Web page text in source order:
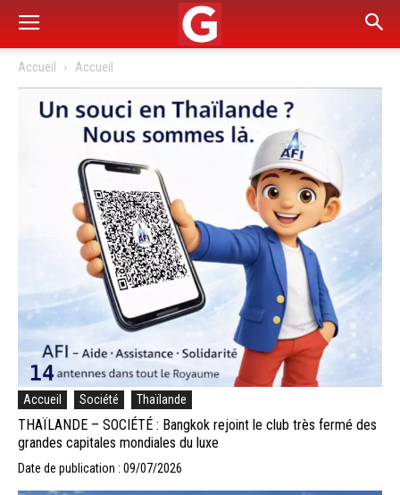
Accueil Accueil
Accueil Société Thaïlande
THAÏLANDE – SOCIÉTÉ : Bangkok rejoint le club très fermé des
grandes capitales mondiales du luxe
Date de publication : 09/07/2026